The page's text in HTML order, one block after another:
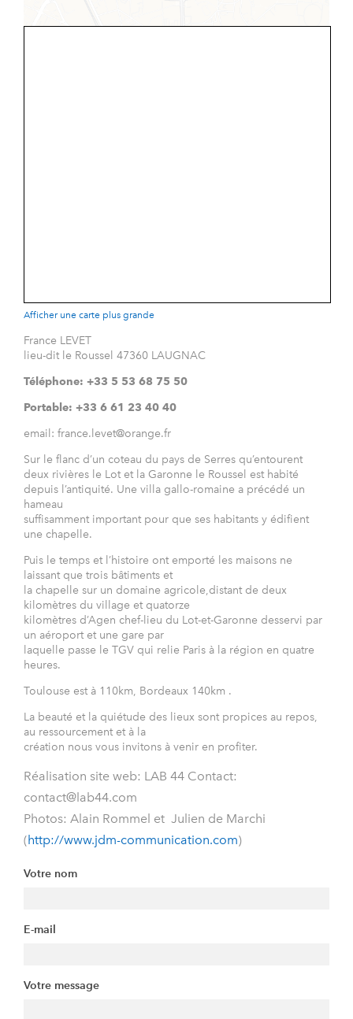
Afficher une carte plus grande
France LEVET
lieu-dit le Roussel 47360 LAUGNAC
Téléphone: +33 5 53 68 75 50
Portable: +33 6 61 23 40 40
email: france.levet@orange.fr
Sur le flanc d’un coteau du pays de Serres qu’entourent
deux rivières le Lot et la Garonne le Roussel est habité
depuis l’antiquité. Une villa gallo-romaine a précédé un
hameau
suffisamment important pour que ses habitants y édifient
une chapelle.
Puis le temps et l’histoire ont emporté les maisons ne
laissant que trois bâtiments et
la chapelle sur un domaine agricole,distant de deux
kilomètres du village et quatorze
kilomètres d’Agen chef-lieu du Lot-et-Garonne desservi par
un aéroport et une gare par
laquelle passe le TGV qui relie Paris à la région en quatre
heures.
Toulouse est à 110km, Bordeaux 140km .
La beauté et la quiétude des lieux sont propices au repos,
au ressourcement et à la
création nous vous invitons à venir en profiter.
Réalisation site web: LAB 44 Contact:
contact@lab44.com
Photos: Alain Rommel et Julien de Marchi
(http://www.jdm-communication.com)
Votre nom
E-mail
Votre message